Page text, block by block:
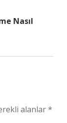
Nasıl
alanlar*